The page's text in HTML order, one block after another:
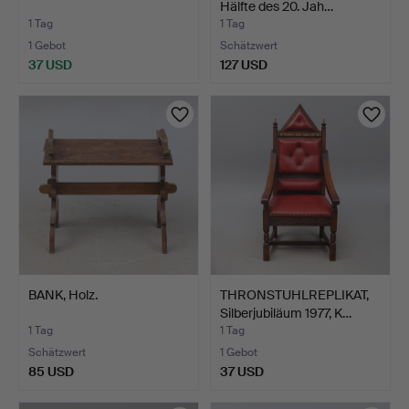
1 Tag
1 Gebot
37 USD
Hälfte des 20. Jah…
1 Tag
Schätzwert
127 USD
BANK, Holz.
1 Tag
Schätzwert
85 USD
THRONSTUHLREPLIKAT,
Silberjubiläum 1977, K…
1 Tag
1 Gebot
37 USD